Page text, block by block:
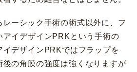
ーシック手術の術式以外に、フ
アイデザインPRKという手術の
イデザインPRKではフラップを
後の角膜の強度は強くなりますが